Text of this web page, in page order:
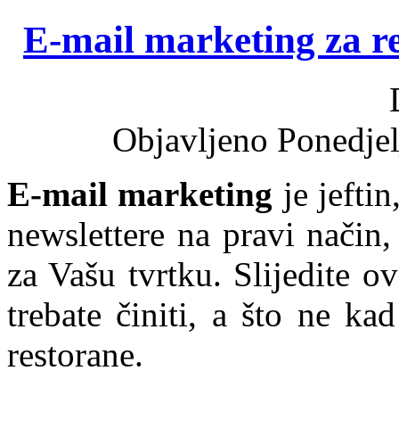
E-mail marketing za
Objavljeno
E-mail marketing je
newslettere na pravi
za Vašu tvrtku. Slijedite
trebate činiti, a što ne
restorane.